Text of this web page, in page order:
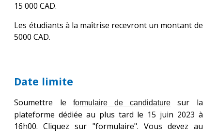
15 000 CAD.
Les étudiants à la maîtrise recevront un montant de
5000 CAD.
Date limite
Soumettre le formulaire de candidature
sur la
plateforme dédiée au plus tard le 15 juin 2023 à
16h00. Cliquez sur "formulaire". Vous devez au